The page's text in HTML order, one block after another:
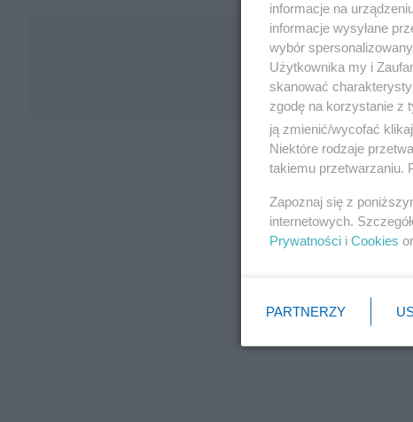
informacje na
informacje wysyłane
wybór
Użytkownika my i
skanować
zgodę na korzystanie z
ją zmienić/wycofać
Niektóre rodzaje
takiemu przetwarzaniu.
Zapoznaj się z
internetowych.
Prywatności i Cookies
PARTNERZY